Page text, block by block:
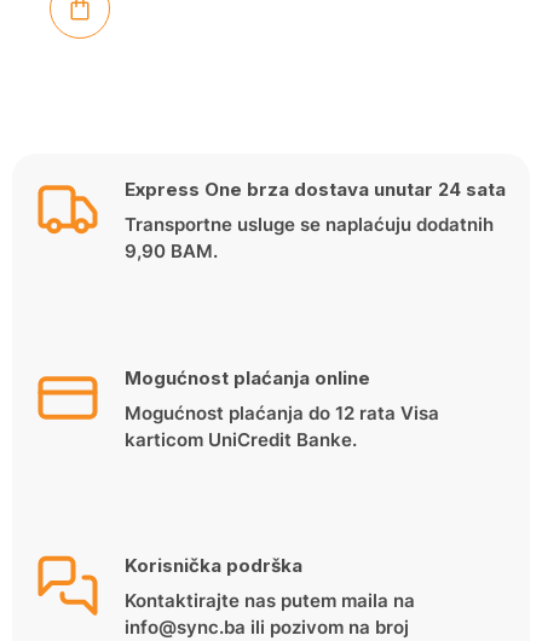
Express One brza dostava unutar 24 sata
Transportne usluge se naplaćuju dodatnih
9,90 BAM.
Mogućnost plaćanja online
Mogućnost plaćanja do 12 rata Visa
karticom UniCredit Banke.
Korisnička podrška
Kontaktirajte nas putem maila na
info@sync.ba ili pozivom na broj